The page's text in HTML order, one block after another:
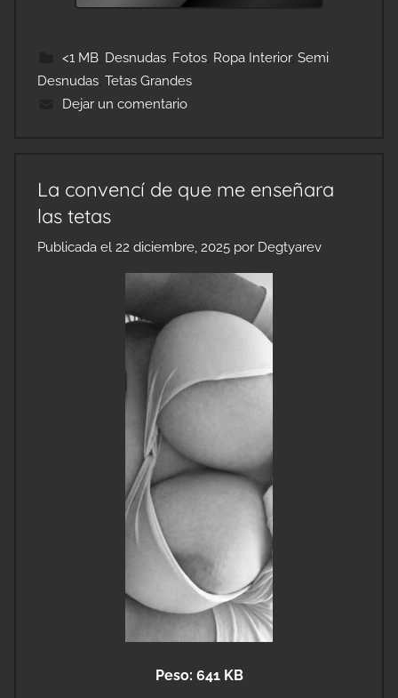
<1 MB, Desnudas, Fotos, Ropa Interior, Semi
Desnudas Tetas Grandes
Dejar un comentario
La convencí de que me enseñara
las tetas
Publicada el 22 diciembre, 2025 por Degtyarev
Peso: 641 KB